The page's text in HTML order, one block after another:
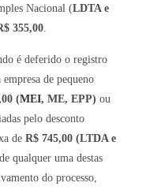
Nacional (LDTA e
355,00
é deferido o registro
de pequeno
(MEI, ME, EPP) ou
pelo desconto
deR$ 745,00 (LTDA e
qualquer uma destas
do processo,